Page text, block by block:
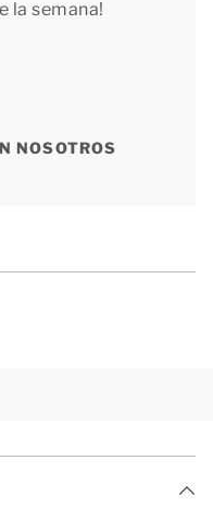
la semana!
NOSOTROS